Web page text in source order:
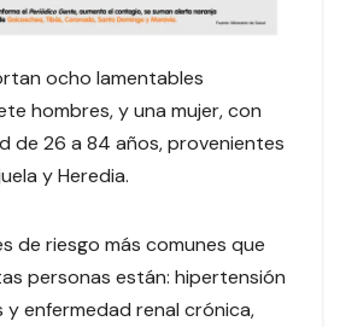
ocho lamentables
hombres, y una mujer, con
de 26 a 84 años, provenientes
y Heredia.
de riesgo más comunes que
personas están: hipertensión
enfermedad renal crónica,